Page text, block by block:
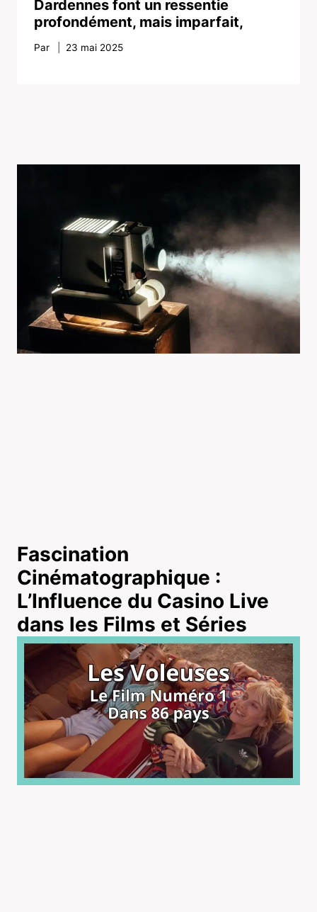
Dardennes font un ressentie
profondément, mais imparfait,
Par 23 mai 2025
Fascination
Cinématographique :
L’Influence du Casino Live
dans les Films et Séries